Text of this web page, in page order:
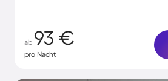
ab 93 €
pro Nacht